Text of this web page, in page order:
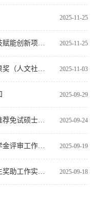
2025-11-25
2025-11-25
2025-11-03
2025-09-29
2025-09-24
2025-09-19
2025-09-18